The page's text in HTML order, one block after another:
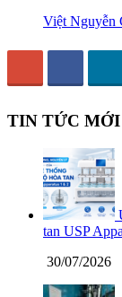
Việt Nguyễn
TIN TỨC MỚI
tan USP
30/07/2026